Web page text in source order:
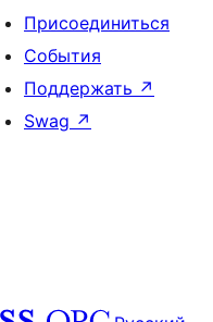
Присоединиться
События
Поддержать ↗
Swag ↗